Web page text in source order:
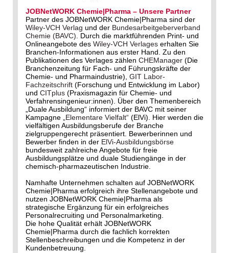
JOBNetWORK Chemie|Pharma – Unsere Partner
Partner des JOBNetWORK Chemie|Pharma sind der
Wiley-VCH Verlag und der Bundesarbeitgeberverband
Chemie (BAVC). Durch die marktführenden Print- und
Onlineangebote des Wiley-VCH Verlages erhalten Sie
Branchen-Informationen aus erster Hand. Zu den
Publikationen des Verlages zählen CHEManager (Die
Branchenzeitung für Fach- und Führungskräfte der
Chemie- und Pharmaindustrie), GIT Labor-
Fachzeitschrift (Forschung und Entwicklung im Labor)
und CITplus (Praxismagazin für Chemie- und
Verfahrensingenieur:innen). Über den Themenbereich
„Duale Ausbildung“ informiert der BAVC mit seiner
Kampagne „Elementare Vielfalt“ (ElVi). Hier werden die
vielfältigen Ausbildungsberufe der Branche
zielgruppengerecht präsentiert. Bewerberinnen und
Bewerber finden in der ElVi-Ausbildungsbörse
bundesweit zahlreiche Angebote für freie
Ausbildungsplätze und duale Studiengänge in der
chemisch-pharmazeutischen Industrie.
Namhafte Unternehmen schalten auf JOBNetWORK
Chemie|Pharma erfolgreich ihre Stellenangebote und
nutzen JOBNetWORK Chemie|Pharma als
strategische Ergänzung für ein erfolgreiches
Personalrecruiting und Personalmarketing.
Die hohe Qualität erhält JOBNetWORK
Chemie|Pharma durch die fachlich korrekten
Stellenbeschreibungen und die Kompetenz in der
Kundenbetreuung.